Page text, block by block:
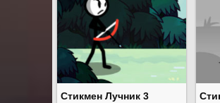
Стикмен Лучник 3